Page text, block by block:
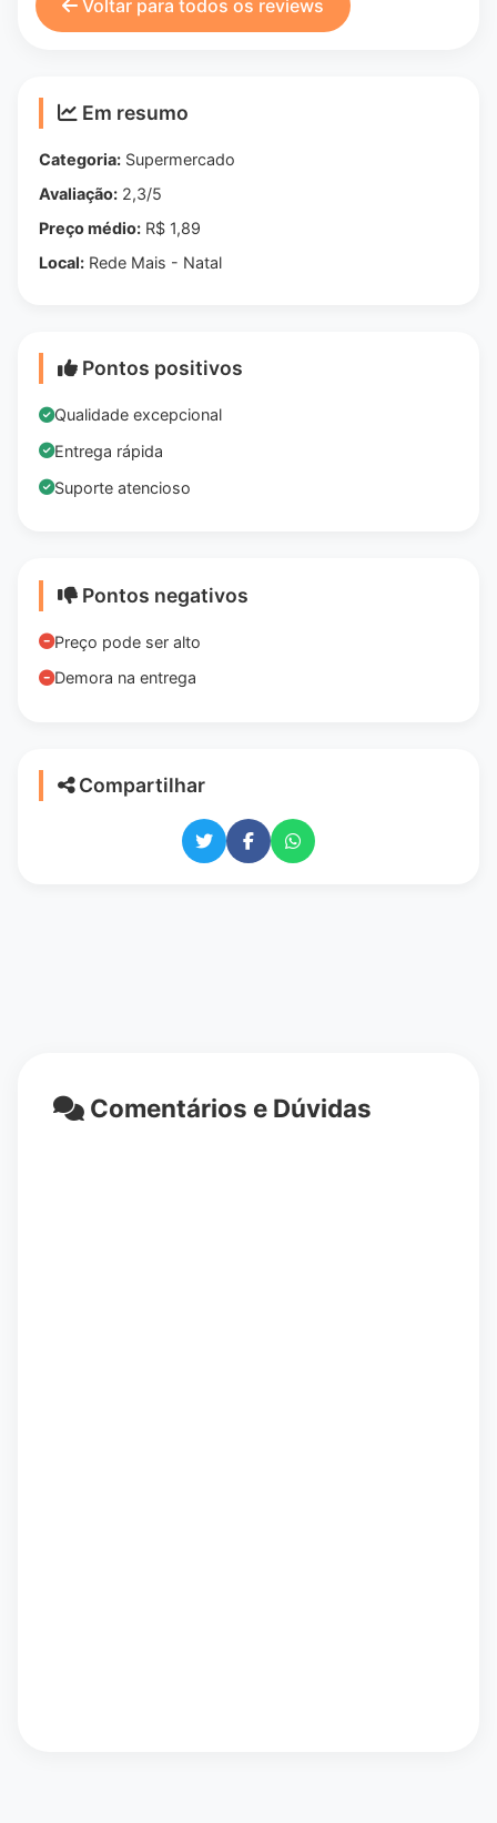
Voltar para todos os reviews
Em resumo
Categoria: Supermercado
Avaliação: 2,3/5
Preço médio: R$ 1,89
Local: Rede Mais - Natal
Pontos positivos
Qualidade excepcional
Entrega rápida
Suporte atencioso
Pontos negativos
Preço pode ser alto
Demora na entrega
Compartilhar
Comentários e Dúvidas